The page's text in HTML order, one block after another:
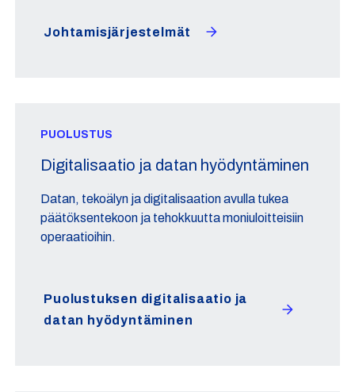
Johtamisjärjestelmät​
PUOLUSTUS
Digitalisaatio ja datan hyödyntäminen
Datan, tekoälyn ja digitalisaation avulla tukea
päätöksentekoon ja tehokkuutta moniuloitteisiin
operaatioihin.
Puolustuksen digitalisaatio ja
datan hyödyntäminen